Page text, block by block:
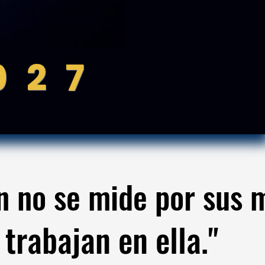
2 7
se mide por sus
se mide por sus
en ella."
en ella."